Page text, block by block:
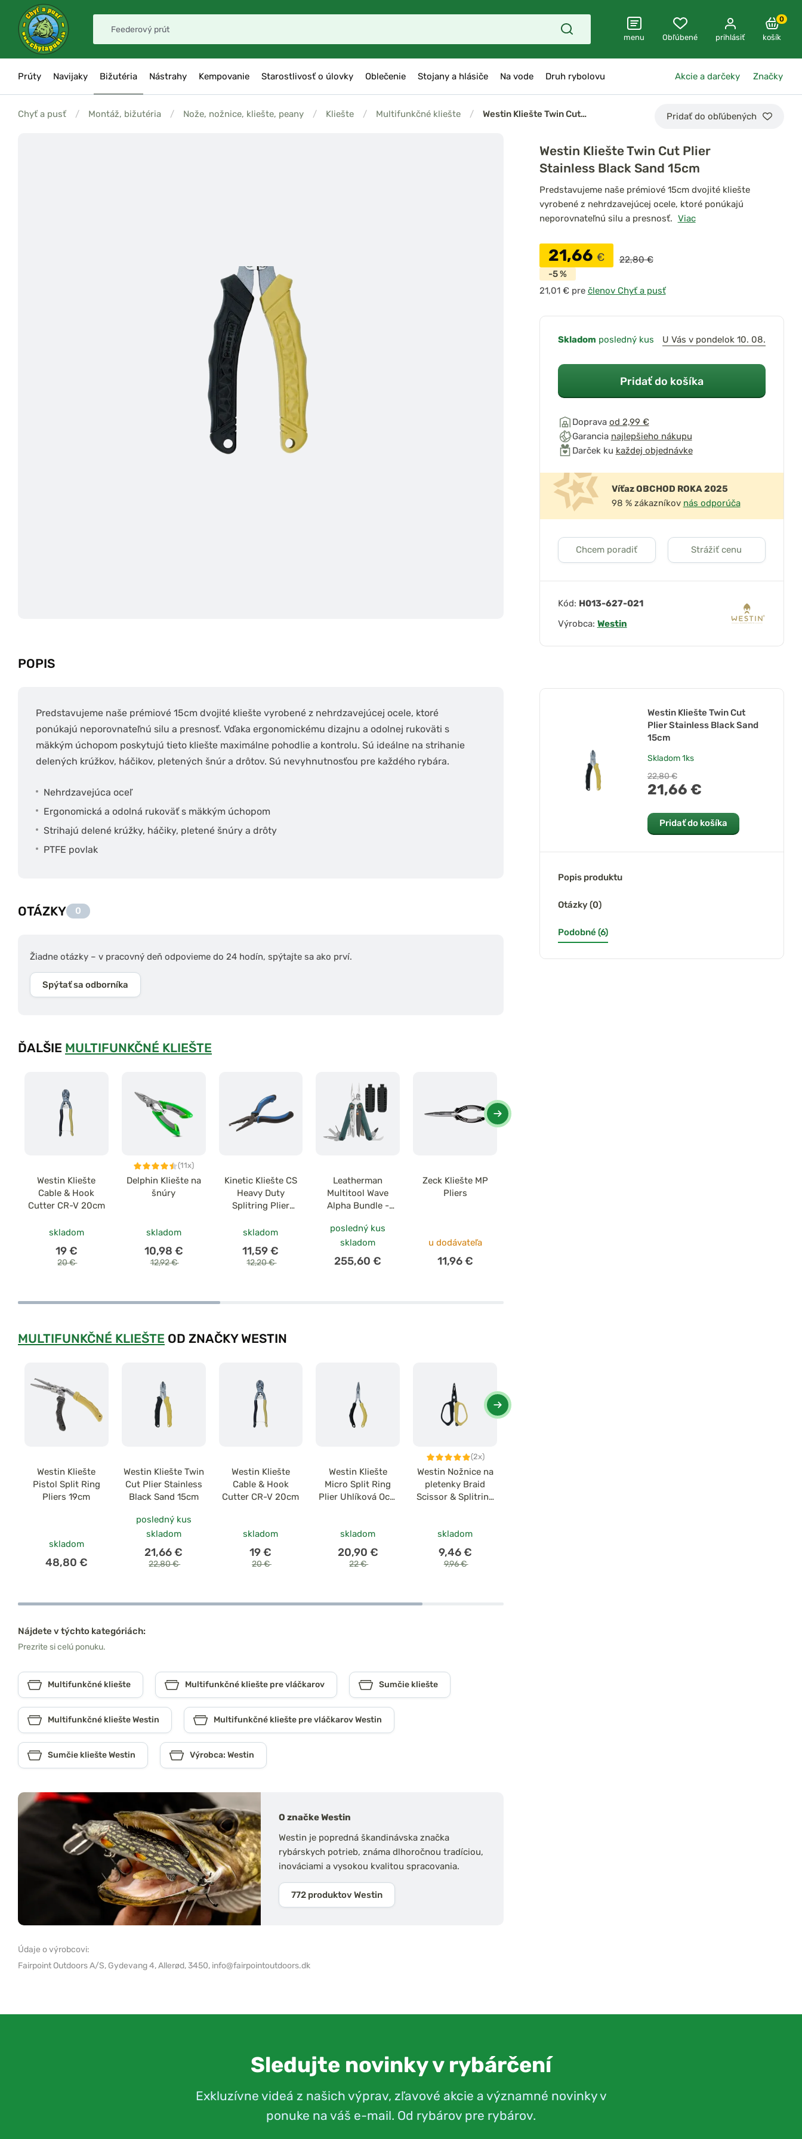
menu Obľúbené prihlásiť
0
košík
Prúty Navijaky Bižutéria Nástrahy Kempovanie Starostlivosť o úlovky Oblečenie Stojany a hlásiče Na vode Druh rybolovu Akcie a darčeky Značky
Chyť a pusť / Montáž, bižutéria / Nože, nožnice, kliešte, peany / Kliešte / Multifunkčné kliešte / Westin Kliešte Twin Cut… Pridať do obľúbených
POPIS
Predstavujeme naše prémiové 15cm dvojité kliešte vyrobené z nehrdzavejúcej ocele, ktoré
ponúkajú neporovnateľnú silu a presnosť. Vďaka ergonomickému dizajnu a odolnej rukoväti s
mäkkým úchopom poskytujú tieto kliešte maximálne pohodlie a kontrolu. Sú ideálne na strihanie
delených krúžkov, háčikov, pletených šnúr a drôtov. Sú nevyhnutnosťou pre každého rybára.
Nehrdzavejúca oceľ
Ergonomická a odolná rukoväť s mäkkým úchopom
Strihajú delené krúžky, háčiky, pletené šnúry a drôty
PTFE povlak
OTÁZKY 0
Žiadne otázky – v pracovný deň odpovieme do 24 hodín, spýtajte sa ako prví.
Spýtať sa odborníka
ĎALŠIE MULTIFUNKČNÉ KLIEŠTE
Westin Kliešte
Cable & Hook
Cutter CR-V 20cm
skladom
19 €
20 €
(11x)
Delphin Kliešte na
šnúry
skladom
10,98 €
12,92 €
Kinetic Kliešte CS
Heavy Duty
Splitring Plier
skladom
11,59 €
12,20 €
Leatherman
Multitool Wave
Alpha Bundle -
čierny
posledný kus
skladom
255,60 €
Zeck Kliešte MP
Pliers
u dodávateľa
11,96 €
MULTIFUNKČNÉ KLIEŠTE OD ZNAČKY WESTIN
Westin Kliešte
Pistol Split Ring
Pliers 19cm
skladom
48,80 €
Westin Kliešte Twin
Cut Plier Stainless
Black Sand 15cm
posledný kus
skladom
21,66 €
22,80 €
Westin Kliešte
Cable & Hook
Cutter CR-V 20cm
skladom
19 €
20 €
Westin Kliešte
Micro Split Ring
Plier Uhlíková Oceľ
skladom
20,90 €
22 €
(2x)
Westin Nožnice na
pletenky Braid
Scissor & Splitring
skladom
9,46 €
9,96 €
Nájdete v týchto kategóriách:
Prezrite si celú ponuku.
Multifunkčné kliešte Multifunkčné kliešte pre vláčkarov Sumčie kliešte
Multifunkčné kliešte Westin Multifunkčné kliešte pre vláčkarov Westin
Sumčie kliešte Westin Výrobca: Westin
O značke Westin
Westin je popredná škandinávska značka
rybárskych potrieb, známa dlhoročnou tradíciou,
inováciami a vysokou kvalitou spracovania.
772 produktov Westin
Údaje o výrobcovi:
Fairpoint Outdoors A/S, Gydevang 4, Allerød, 3450, info@fairpointoutdoors.dk
Westin Kliešte Twin Cut Plier
Stainless Black Sand 15cm
Predstavujeme naše prémiové 15cm dvojité kliešte
vyrobené z nehrdzavejúcej ocele, ktoré ponúkajú
neporovnateľnú silu a presnosť. Viac
21,66 €
22,80 €
-5 %
pre členov Chyť a pusť
Skladom posledný kus U Vás v pondelok 10. 08.
Pridať do košíka
Doprava od 2,99 €
Garancia najlepšieho nákupu
Darček ku každej objednávke
Víťaz OBCHOD ROKA 2025
98 % zákazníkov nás odporúča
Chcem poradiť Strážiť cenu
Kód: H013-627-021
Výrobca: Westin
Westin Kliešte Twin Cut
Plier Stainless Black Sand
15cm
Skladom1ks
22,80 €
21,66 €
Pridať do košíka
Popis produktu
Otázky (0)
Podobné (6)
Sledujte novinky v rybárčení
Exkluzívne videá z našich výprav, zľavové akcie a významné novinky v
ponuke na váš e-mail. Od rybárov pre rybárov.